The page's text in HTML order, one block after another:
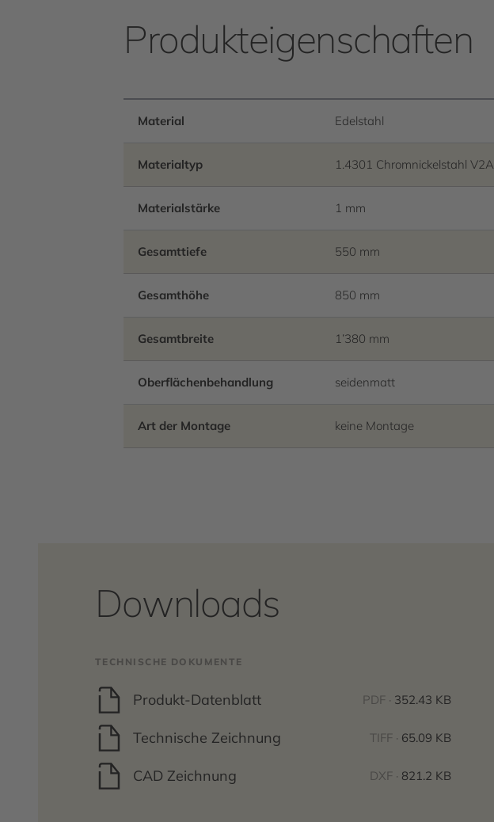
Produkteigenschaften
Material Edelstahl
Materialtyp 1.4301 Chromnickelstahl V2A
Materialstärke 1 mm
Gesamttiefe 550 mm
Gesamthöhe 850 mm
Gesamtbreite 1’380 mm
Oberflächenbehandlung seidenmatt
Art der Montage keine Montage
Downloads
TECHNISCHE DOKUMENTE
Produkt-Datenblatt PDF · 352.43 KB
Technische Zeichnung TIFF · 65.09 KB
CAD Zeichnung DXF · 821.2 KB